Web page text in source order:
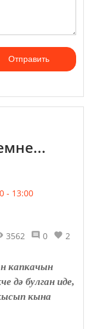
Отправить
- 13:00
3562 0 2
капкачын
дә булган иде,
кына